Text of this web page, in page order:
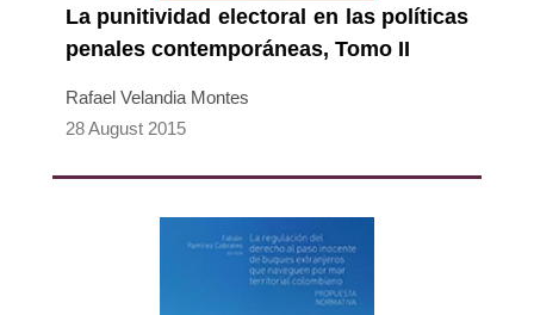
La punitividad electoral en las políticas
penales contemporáneas, Tomo II
Rafael Velandia Montes
28 August 2015